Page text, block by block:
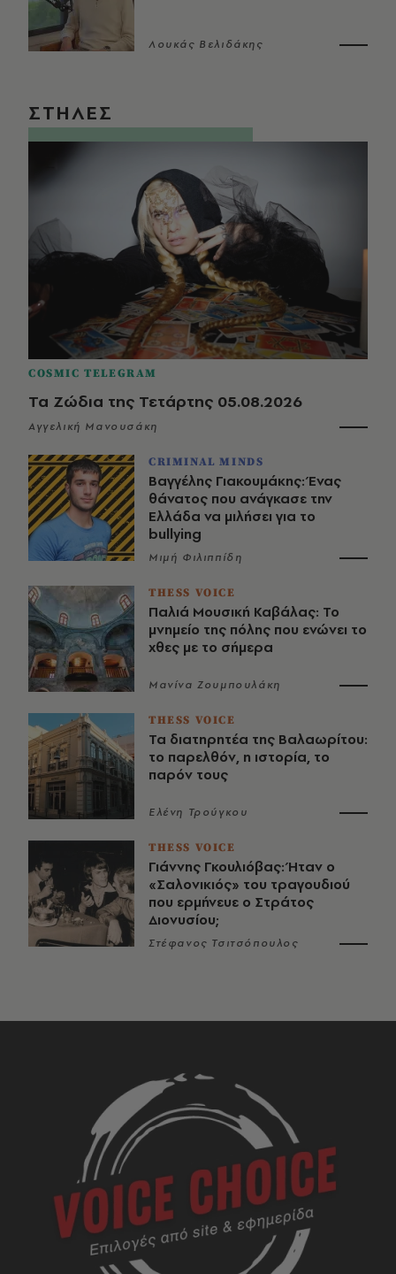
Λουκάς Βελιδάκης
ΣΤΗΛΕΣ
COSMIC TELEGRAM
Τα Ζώδια της Τετάρτης 05.08.2026
Αγγελική Μανουσάκη
CRIMINAL MINDS
Βαγγέλης Γιακουμάκης: Ένας
θάνατος που ανάγκασε την
Ελλάδα να μιλήσει για το
bullying
Μιμή Φιλιππίδη
THESS VOICE
Παλιά Μουσική Καβάλας: Το
μνημείο της πόλης που ενώνει το
χθες με το σήμερα
Μανίνα Ζουμπουλάκη
THESS VOICE
Τα διατηρητέα της Βαλαωρίτου:
το παρελθόν, η ιστορία, το
παρόν τους
Ελένη Τρούγκου
THESS VOICE
Γιάννης Γκουλιόβας: Ήταν ο
«Σαλονικιός» του τραγουδιού
που ερμήνευε ο Στράτος
Διονυσίου;
Στέφανος Τσιτσόπουλος